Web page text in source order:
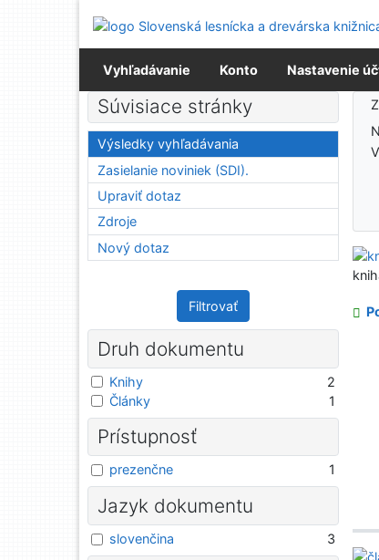
Prejsť na menu
Prehlásenie o webovej prístupnosti
Vyhľadávanie Konto Nastavenie
Výsledky
Súvisiace stránky
Výsledky vyhľadávania
Zasielanie noviniek (SDI).
Upraviť dotaz
Zdroje
Nový dotaz
Filtrovať
Druh dokumentu
Knihy
2
Články
1
Prístupnosť
prezenčne 1
Jazyk dokumentu
slovenčina 3